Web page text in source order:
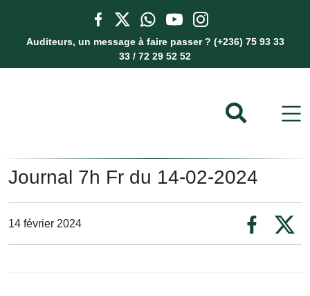
Auditeurs, un message à faire passer ? (+236) 75 93 33
33 / 72 29 52 52
Journal 7h Fr du 14-02-2024
14 février 2024